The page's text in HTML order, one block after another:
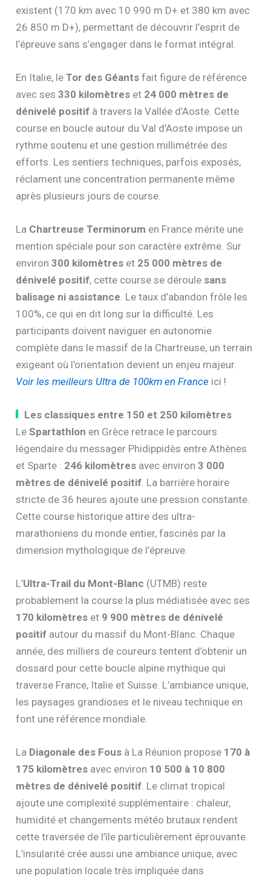
existent (170 km avec 10 990 m D+ et 380 km avec
26 850 m D+), permettant de découvrir l’esprit de
l’épreuve sans s’engager dans le format intégral.
En Italie, leTor des Géants fait figure de référence
avec ses330 kilomètres et 24 000 mètres de
dénivelé positif à travers la Vallée d’Aoste. Cette
course en boucle autour du Val d’Aoste impose un
rythme soutenu et une gestion millimétrée des
efforts. Les sentiers techniques, parfois exposés,
réclament une concentration permanente même
après plusieurs jours de course.
La Chartreuse Terminorum en France mérite une
mention spéciale pour son caractère extrême. Sur
environ300 kilomètres et 25 000 mètres de
dénivelé positif, cette course se déroule sans
balisage ni assistance . Le taux d’abandon frôle les
100%, ce qui en dit long sur la difficulté. Les
participants doivent naviguer en autonomie
complète dans le massif de la Chartreuse, un terrain
exigeant où l’orientation devient un enjeu majeur.
Voir les meilleurs Ultra de 100km en France ici !
Les classiques entre 150 et 250 kilomètres
LeSpartathlon en Grèce retrace le parcours
légendaire du messager Phidippidès entre Athènes
et Sparte : 246 kilomètres avec environ3 000
mètres de dénivelé positif. La barrière horaire
stricte de 36 heures ajoute une pression constante.
Cette course historique attire des ultra-
marathoniens du monde entier, fascinés par la
dimension mythologique de l’épreuve.
L’Ultra-Trail du Mont-Blanc (UTMB) reste
probablement la course la plus médiatisée avec ses
170 kilomètres et 9 900 mètres de dénivelé
positif autour du massif du Mont-Blanc. Chaque
année, des milliers de coureurs tentent d’obtenir un
dossard pour cette boucle alpine mythique qui
traverse France, Italie et Suisse. L’ambiance unique,
les paysages grandioses et le niveau technique en
font une référence mondiale.
La Diagonale des Fous à La Réunion propose 170 à
175 kilomètres avec environ 10 500 à 10 800
mètres de dénivelé positif. Le climat tropical
ajoute une complexité supplémentaire : chaleur,
humidité et changements météo brutaux rendent
cette traversée de l’île particulièrement éprouvante.
L’insularité crée aussi une ambiance unique, avec
une population locale très impliquée dans